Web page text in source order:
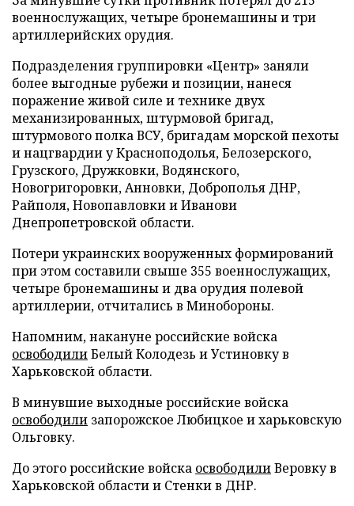
военнослужащих, четыре бронемашины и три
артиллерийских орудия.
Подразделения группировки «Центр» заняли
более выгодные рубежи и позиции, нанеся
поражение живой силе и технике двух
механизированных, штурмовой бригад,
штурмового полка ВСУ, бригадам морской пехоты
и нацгвардии у Красноподолья, Белозерского,
Грузского, Дружковки, Водянского,
Новогригоровки, Анновки, Доброполья ДНР,
Райполя, Новопавловки и Иванови
Днепропетровской области.
Потери украинских вооруженных формирований
при этом составили свыше 355 военнослужащих,
четыре бронемашины и два орудия полевой
артиллерии, отчитались в Минобороны.
Напомним, накануне российские войска
освободилиБелый Колодезь и Устиновку в
Харьковской области.
В минувшие выходные российские войска
освободили запорожское Любицкое и харьковскую
Ольговку.
До этого российские войска освободилиВеровку в
Харьковской области и Стенки в ДНР.